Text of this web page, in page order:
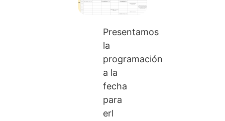
Presentamos
la
programación
a la
fecha
para
erl